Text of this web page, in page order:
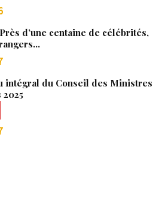
d’une centaine de célébrités,
intégral du Conseil des Ministres